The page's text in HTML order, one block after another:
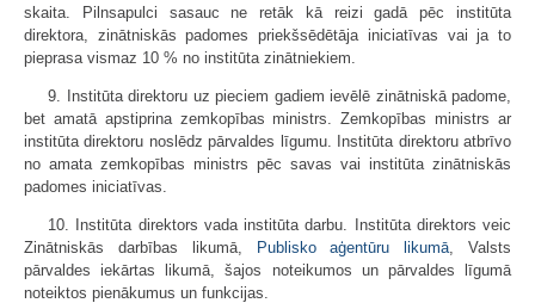
skaita. Pilnsapulci sasauc ne retāk kā reizi gadā pēc institūta
direktora, zinātniskās padomes priekšsēdētāja iniciatīvas vai ja to
pieprasa vismaz 10 % no institūta zinātniekiem.
9. Institūta direktoru uz pieciem gadiem ievēlē zinātniskā padome,
bet amatā apstiprina zemkopības ministrs. Zemkopības ministrs ar
institūta direktoru noslēdz pārvaldes līgumu. Institūta direktoru atbrīvo
no amata zemkopības ministrs pēc savas vai institūta zinātniskās
padomes iniciatīvas.
10. Institūta direktors vada institūta darbu. Institūta direktors veic
Zinātniskās darbības likumā,
Publisko aģentūru likumā, Valsts
pārvaldes iekārtas likumā, šajos noteikumos un pārvaldes līgumā
noteiktos pienākumus un funkcijas.